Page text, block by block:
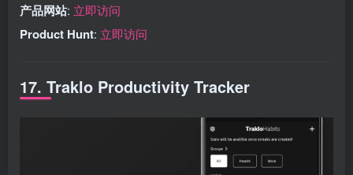
产品网站: 立即访问
Product Hunt: 立即访问
17. Traklo Productivity Tracker